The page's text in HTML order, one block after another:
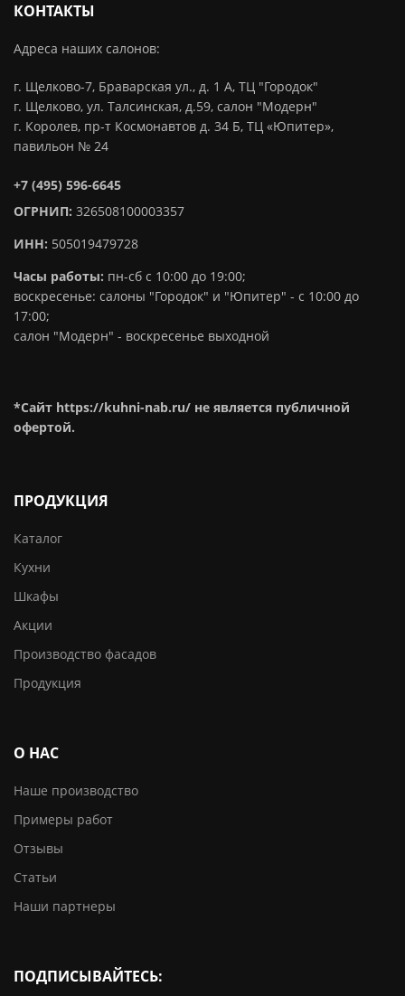
КОНТАКТЫ
Адреса наших салонов:
г. Щелково-7, Браварская ул., д. 1 А, ТЦ "Городок"
г. Щелково, ул. Талсинская, д.59, салон "Модерн"
г. Королев, пр-т Космонавтов д. 34 Б, ТЦ «Юпитер»,
павильон № 24
+7 (495) 596-6645
ОГРНИП: 326508100003357
ИНН: 505019479728
Часы работы: пн-сб с 10:00 до 19:00;
воскресенье: салоны "Городок" и "Юпитер" - с 10:00 до
17:00;
салон "Модерн" - воскресенье выходной
*Сайт https://kuhni-nab.ru/ не является публичной
офертой.
ПРОДУКЦИЯ
Каталог
Кухни
Шкафы
Акции
Производство фасадов
Продукция
О НАС
Наше производство
Примеры работ
Отзывы
Статьи
Наши партнеры
ПОДПИСЫВАЙТЕСЬ: